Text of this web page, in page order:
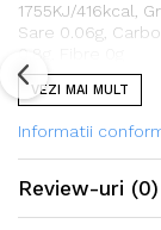
1755KJ/416kcal,
Sare 0.06g,
VEZI MAI MULT
Informatii
Review-uri (0)